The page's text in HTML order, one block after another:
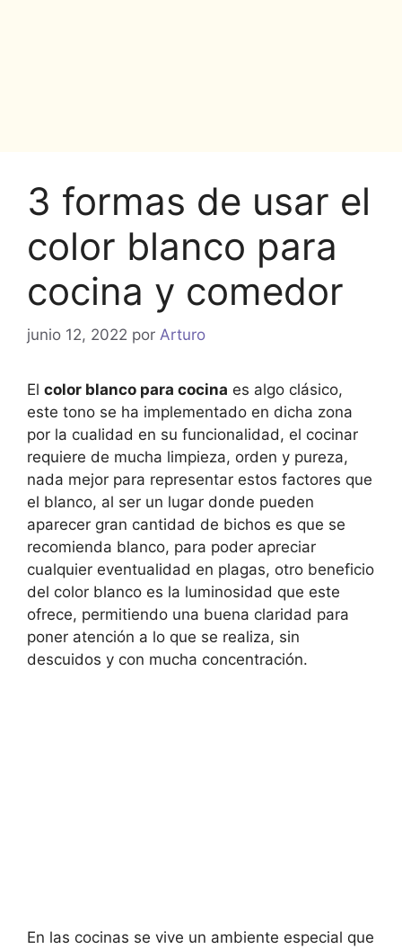
3 formas de usar el
color blanco para
cocina y comedor
junio 12, 2022 por Arturo
El color blanco para cocina es algo clásico,
este tono se ha implementado en dicha zona
por la cualidad en su funcionalidad, el cocinar
requiere de mucha limpieza, orden y pureza,
nada mejor para representar estos factores que
el blanco, al ser un lugar donde pueden
aparecer gran cantidad de bichos es que se
recomienda blanco, para poder apreciar
cualquier eventualidad en plagas, otro beneficio
del color blanco es la luminosidad que este
ofrece, permitiendo una buena claridad para
poner atención a lo que se realiza, sin
descuidos y con mucha concentración.
En las cocinas se vive un ambiente especial que